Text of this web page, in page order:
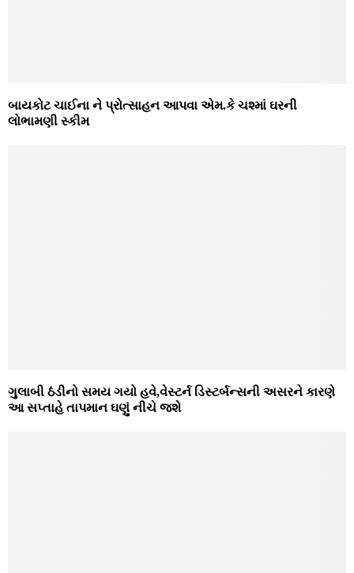
બાયકોટ ચાઈના ને પ્રોત્સાહન આપવા એમ.કે ચશ્માં ઘરની
લોભામણી સ્કીમ
ગુલાબી ઠંડીનો સમય ગયો હવે,વેસ્‍ટર્ન ડિસ્‍ટર્બન્‍સની અસરને કારણે
આ સપ્તાહે તાપમાન ઘણું નીચે જશે